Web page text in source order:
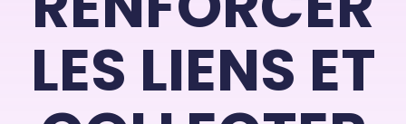
LES LIENS ET